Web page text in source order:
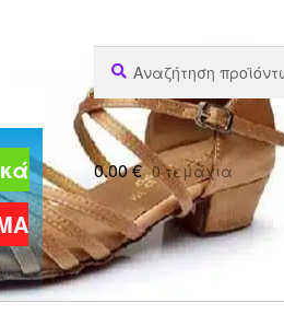
για:
0.00€ 0 τεμάχια